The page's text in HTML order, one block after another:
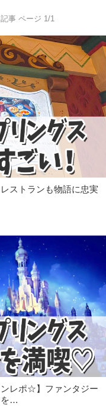
事 ページ 1/1
ストランも物語に忠実
ンレポ☆】ファンタジー
を…